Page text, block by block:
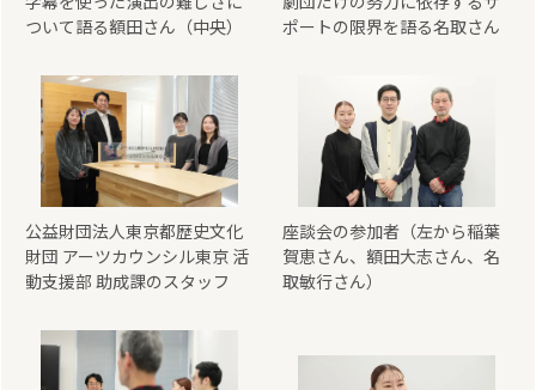
ついて語る額田さん（中央）
ポートの限界を語る名取さん
公益財団法人東京都歴史文化
財団 アーツカウンシル東京 活
動支援部 助成課のスタッフ
座談会の参加者（左から稲葉
賀恵さん、額田大志さん、名
取敏行さん）